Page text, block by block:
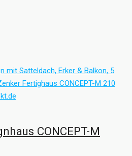
Dann erfahre mehr auf
CONCEPT-M